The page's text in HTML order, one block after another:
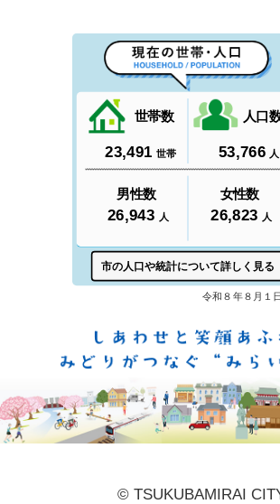
© TSUKUBAMIRAI